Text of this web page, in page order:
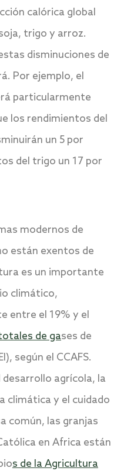
calórica global
trigo y arroz.
disminuciones de
Por ejemplo, el
particularmente
los rendimientos del
un 5 por
del trigo un 17 por
modernos de
están exentos de
es un importante
climático,
entre el 19% y el
de gases de
según el CCAFS.
agrícola, la
climática y el cuidado
común, las granjas
en Africa están
s de la Agricultura